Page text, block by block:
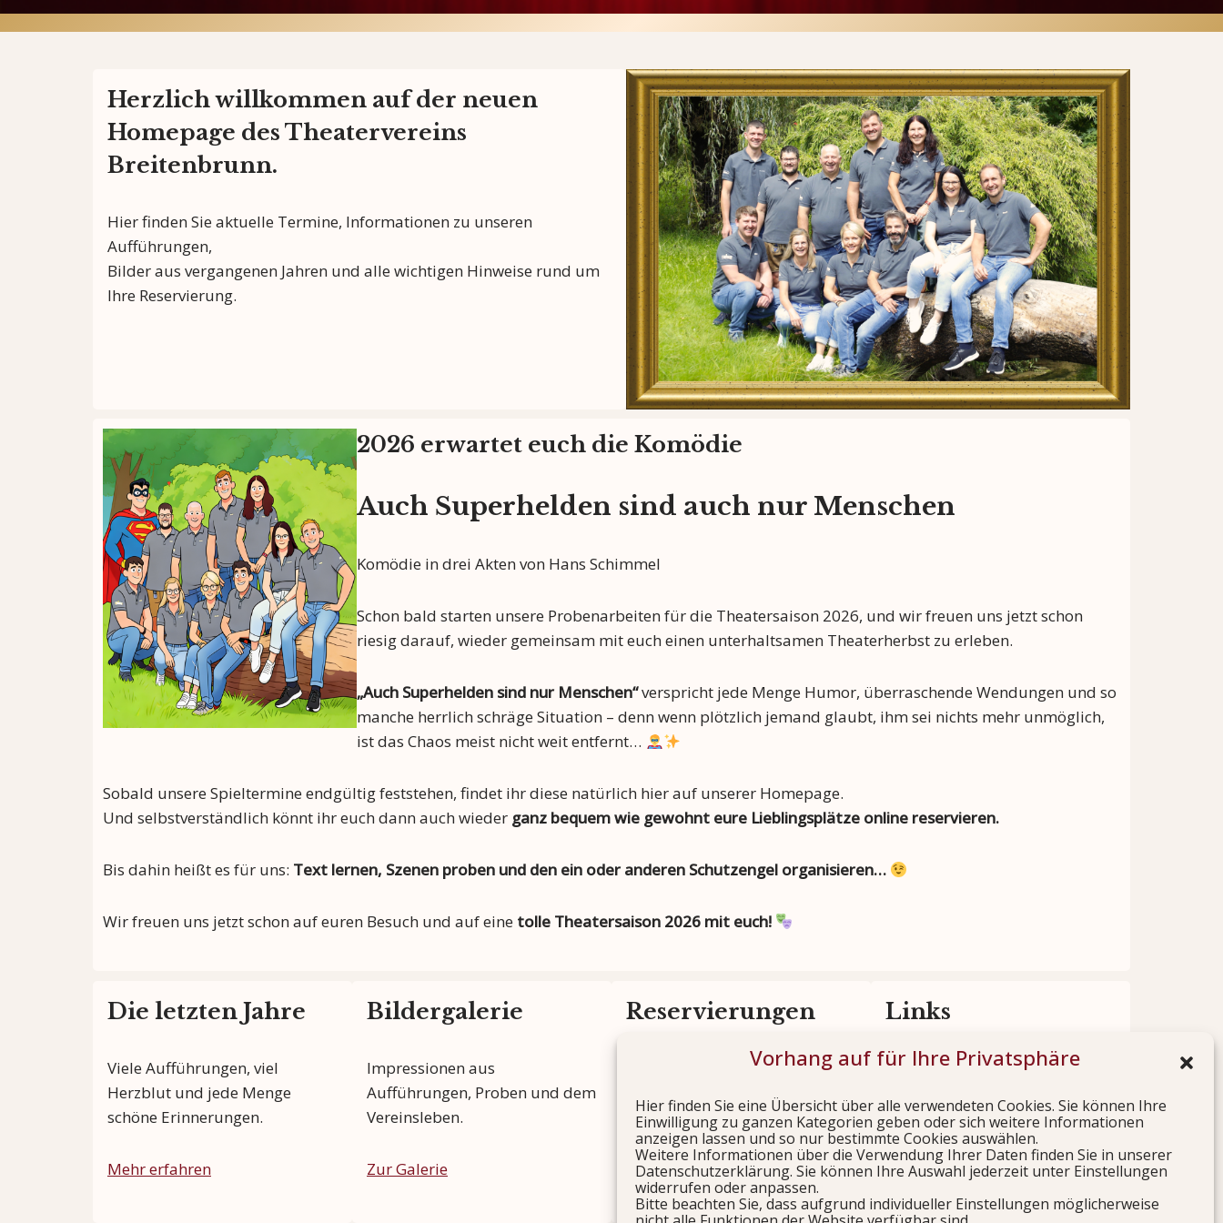
Vorhang auf für Ihre Privatsphäre
Hier finden Sie eine Übersicht über alle verwendeten Cookies. Sie können Ihre
Einwilligung zu ganzen Kategorien geben oder sich weitere Informationen
anzeigen lassen und so nur bestimmte Cookies auswählen.
Weitere Informationen über die Verwendung Ihrer Daten finden Sie in unserer
Datenschutzerklärung. Sie können Ihre Auswahl jederzeit unter Einstellungen
widerrufen oder anpassen.
Bitte beachten Sie, dass aufgrund individueller Einstellungen möglicherweise
Herzlich willkommen auf der neuen
Homepage des Theatervereins
Breitenbrunn.
Hier finden Sie aktuelle Termine, Informationen zu unseren
Aufführungen,
Bilder aus vergangenen Jahren und alle wichtigen Hinweise rund um
Ihre Reservierung.
2026 erwartet euch die Komödie
Auch Superhelden sind auch nur Menschen
Komödie in drei Akten von Hans Schimmel
Schon bald starten unsere Probenarbeiten für die Theatersaison 2026, und wir freuen uns jetzt schon
riesig darauf, wieder gemeinsam mit euch einen unterhaltsamen Theaterherbst zu erleben.
„Auch Superhelden sind nur Menschen“verspricht jede Menge Humor, überraschende Wendungen und so
manche herrlich schräge Situation – denn wenn plötzlich jemand glaubt, ihm sei nichts mehr unmöglich,
ist das Chaos meist nicht weit entfernt…
Sobald unsere Spieltermine endgültig feststehen, findet ihr diese natürlich hier auf unserer Homepage.
Und selbstverständlich könnt ihr euch dann auch wieder ganz bequem wie gewohnt eure Lieblingsplätze online reservieren.
Bis dahin heißt es für uns: Text lernen, Szenen proben und den ein oder anderen Schutzengel organisieren…
Wir freuen uns jetzt schon auf euren Besuch und auf eine tolle Theatersaison 2026 mit euch!
Die letzten Jahre
Viele Aufführungen, viel
Herzblut und jede Menge
schöne Erinnerungen.
Mehr erfahren
Bildergalerie
Impressionen aus
Aufführungen, Proben und dem
Vereinsleben.
Zur Galerie
Reservierungen
Sichern Sie sich rechtzeitig Ihre
Plätze für unsere Aufführungen.
Jetzt reservieren
Links
Besuchen Sie auch die Seiten
Jetzt besuchen